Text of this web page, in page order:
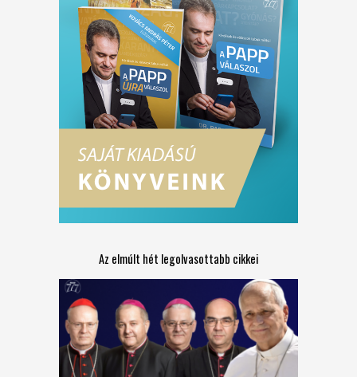
Az elmúlt hét legolvasottabb cikkei